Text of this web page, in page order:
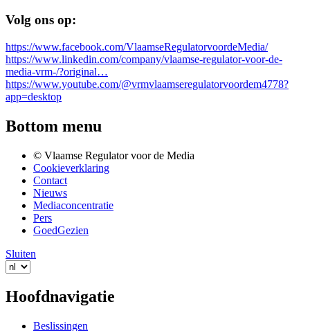
Volg ons op:
https://www.facebook.com/VlaamseRegulatorvoordeMedia/
https://www.linkedin.com/company/vlaamse-regulator-voor-de-
media-vrm-/?original…
https://www.youtube.com/@vrmvlaamseregulatorvoordem4778?
app=desktop
Bottom menu
© Vlaamse Regulator voor de Media
Cookieverklaring
Contact
Nieuws
Mediaconcentratie
Pers
GoedGezien
Sluiten
Hoofdnavigatie
Beslissingen